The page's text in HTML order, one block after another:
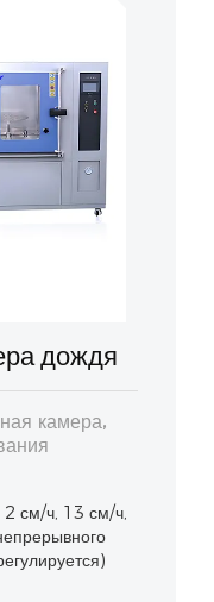
дождя
камера,
см/ч, 13 см/ч,